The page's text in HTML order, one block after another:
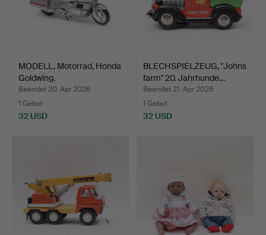
MODELL, Motorrad, Honda
Goldwing.
Beendet 20. Apr 2026
1 Gebot
32 USD
BLECHSPIELZEUG, "Johns
farm" 20. Jahrhunde…
Beendet 21. Apr 2026
1 Gebot
32 USD